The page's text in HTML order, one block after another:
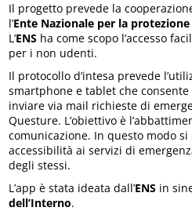
Il progetto prevede la
l’Ente Nazionale per la protezione
L’ENS ha come scopo l’accesso
per i non udenti.
Il protocollo d’intesa prevede
smartphone e tablet che
inviare via mail richieste di
Questure. L’obiettivo è
comunicazione. In questo modo
accessibilità ai servizi di
degli stessi.
L’app è stata ideata dall’ENS in
dell’Interno.